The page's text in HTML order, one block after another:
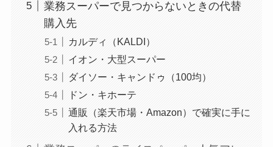
業務スーパーで見つからないときの代替
購入先
カルディ（KALDI）
イオン・大型スーパー
ダイソー・キャンドゥ（100均）
ドン・キホーテ
通販（楽天市場・Amazon）で確実に手に
入れる方法